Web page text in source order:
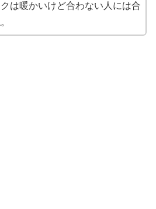
は暖かいけど合わない人には合